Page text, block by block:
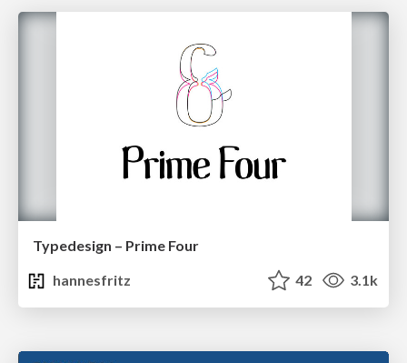
Typedesign – Prime Four
hannesfritz
42 3.1k